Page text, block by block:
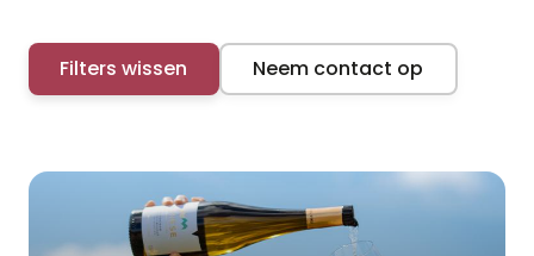
Filters wissen Neem contact op